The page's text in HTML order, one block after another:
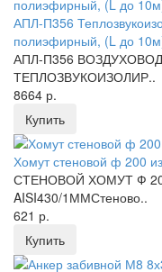
АПЛ-П356
полиэфирный, (L до
АПЛ-П356
ТЕПЛОЗВУКОИЗОЛИР..
8664 р.
Купить
Хомут стеновой ф 200
СТЕНОВОЙ ХОМУТ Ф
AISI430/1ММСтеново..
621 р.
Купить